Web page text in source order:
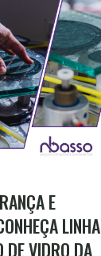
E
LINHA
DE VIDRO DA